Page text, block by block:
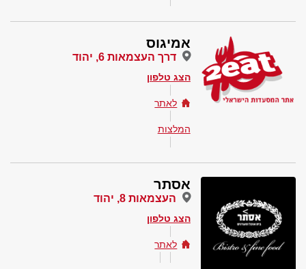
אמיגוס
דרך העצמאות 6, יהוד
הצג טלפון
לאתר
המלצות
אסתר
העצמאות 8, יהוד
הצג טלפון
לאתר